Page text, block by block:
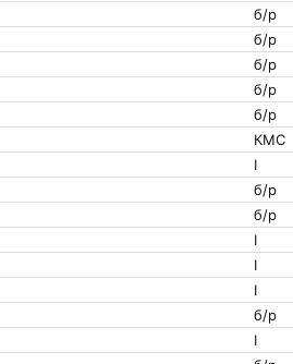
б/р
б/р
б/р
б/р
б/р
КМС
I
б/р
б/р
I
I
I
б/р
I